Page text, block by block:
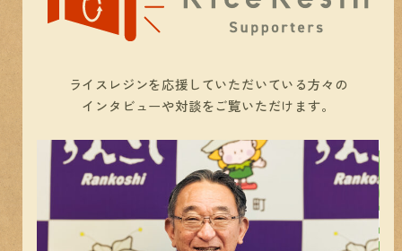
ライスレジンを応援していただいている方々の
インタビューや対談をご覧いただけます。